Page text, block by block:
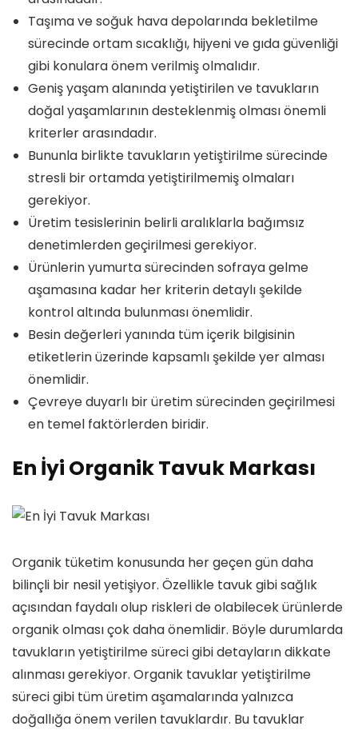
Taşıma ve soğuk hava depolarında bekletilme
sürecinde ortam sıcaklığı, hijyeni ve gıda güvenliği
gibi konulara önem verilmiş olmalıdır.
Geniş yaşam alanında yetiştirilen ve tavukların
doğal yaşamlarının desteklenmiş olması önemli
kriterler arasındadır.
Bununla birlikte tavukların yetiştirilme sürecinde
stresli bir ortamda yetiştirilmemiş olmaları
gerekiyor.
Üretim tesislerinin belirli aralıklarla bağımsız
denetimlerden geçirilmesi gerekiyor.
Ürünlerin yumurta sürecinden sofraya gelme
aşamasına kadar her kriterin detaylı şekilde
kontrol altında bulunması önemlidir.
Besin değerleri yanında tüm içerik bilgisinin
etiketlerin üzerinde kapsamlı şekilde yer alması
önemlidir.
Çevreye duyarlı bir üretim sürecinden geçirilmesi
en temel faktörlerden biridir.
En İyi Organik Tavuk Markası
Organik tüketim konusunda her geçen gün daha
bilinçli bir nesil yetişiyor. Özellikle tavuk gibi sağlık
açısından faydalı olup riskleri de olabilecek ürünlerde
organik olması çok daha önemlidir. Böyle durumlarda
tavukların yetiştirilme süreci gibi detayların dikkate
alınması gerekiyor. Organik tavuklar yetiştirilme
süreci gibi tüm üretim aşamalarında yalnızca
doğallığa önem verilen tavuklardır. Bu tavuklar